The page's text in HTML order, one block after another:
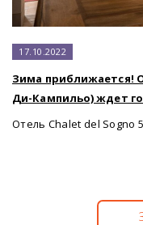
17.10.2022
Зима приближается!
Ди-Кампильо) ждет
Отель Chalet del Sogno